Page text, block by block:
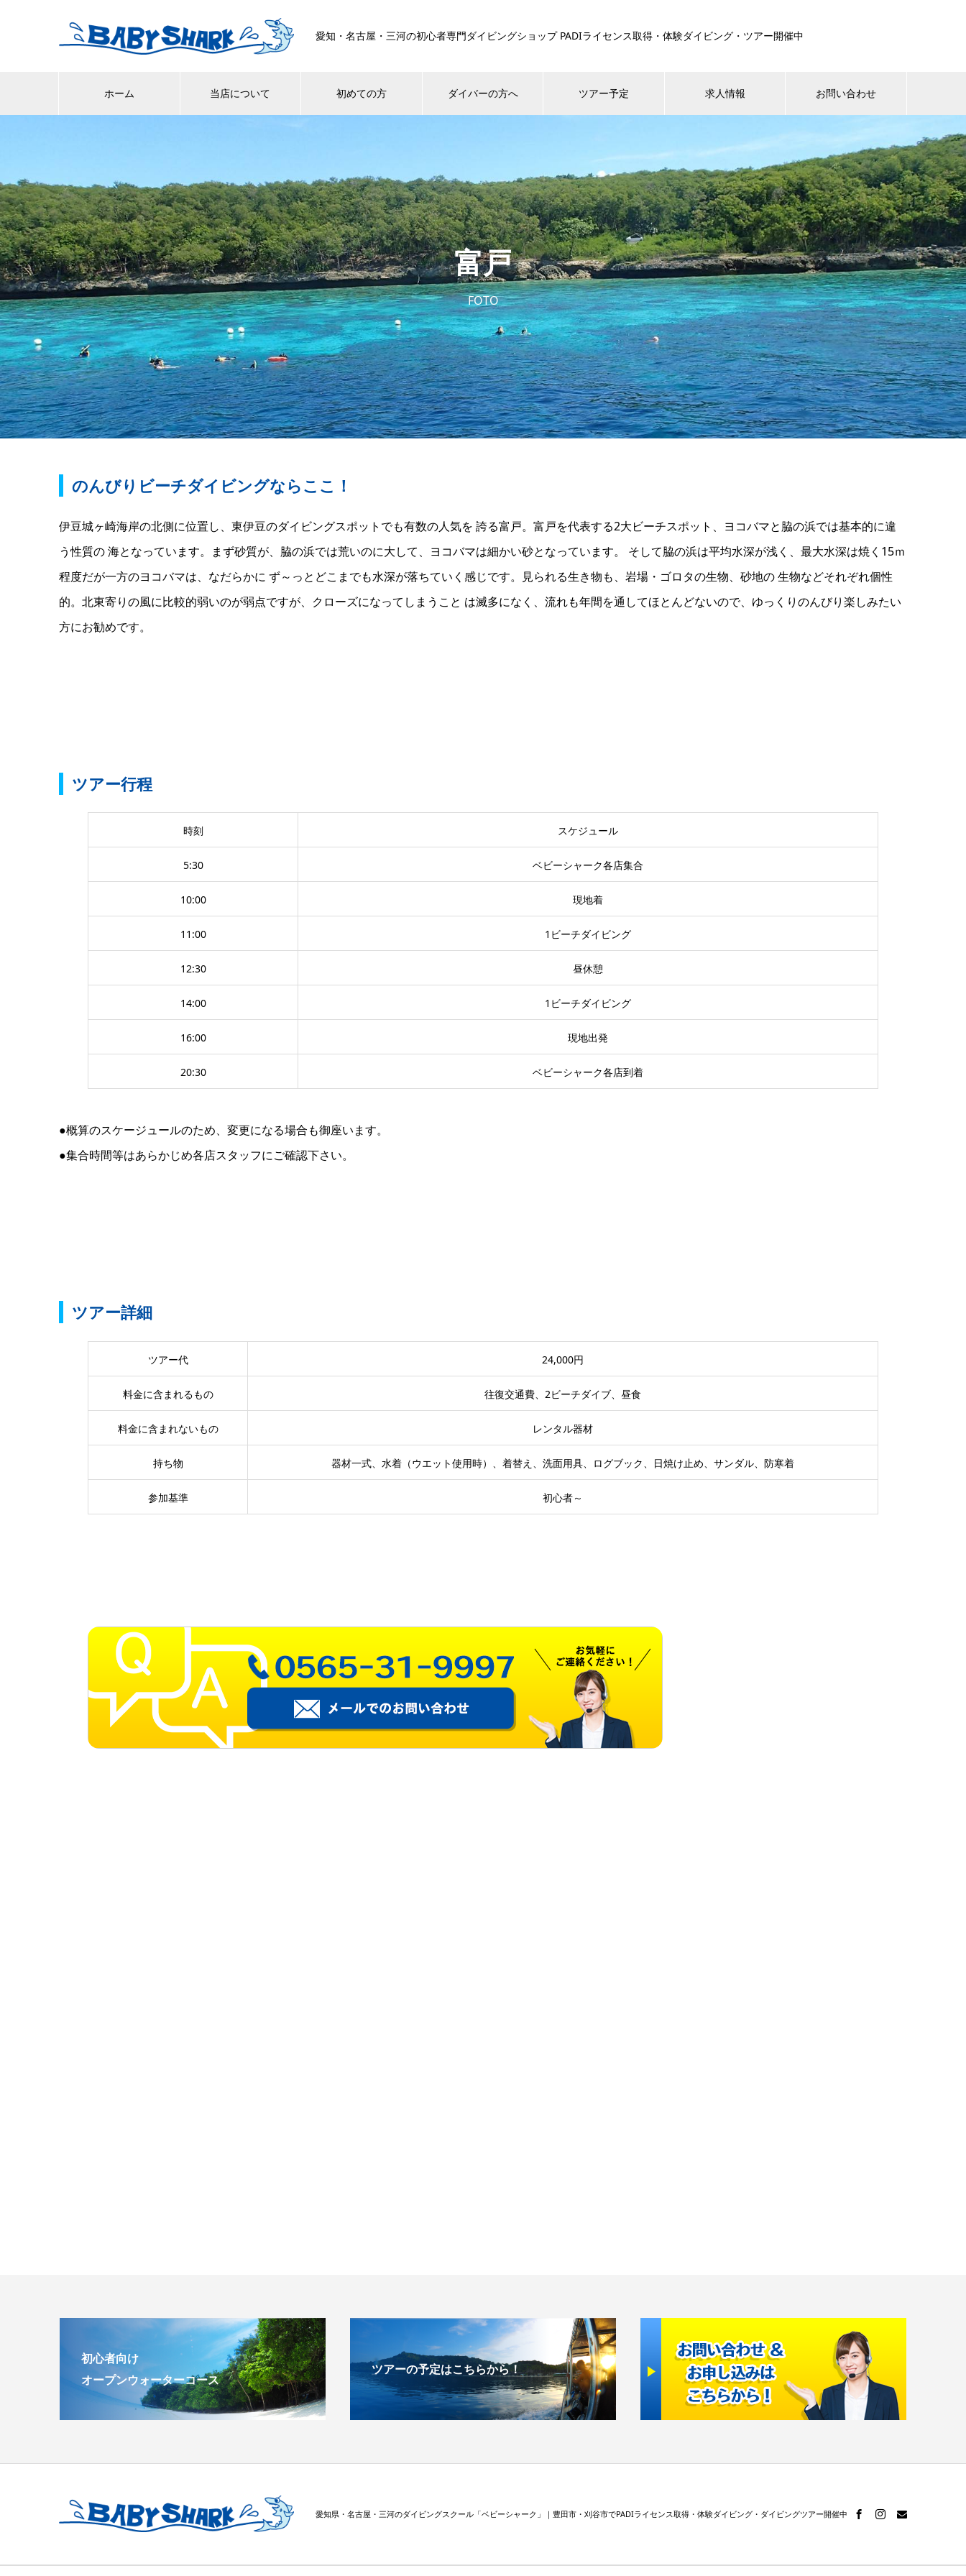
愛知・名古屋・三河の初心者専門ダイビングショップ PADIライセンス取得・体験ダイビング・ツアー開催中
ホーム 当店について 初めての方 ダイバーの方へ ツアー予定 求人情報 お問い合わせ
富戸
FOTO
のんびりビーチダイビングならここ！
伊豆城ヶ崎海岸の北側に位置し、東伊豆のダイビングスポットでも有数の人気を 誇る富戸。富戸を代表する2大ビーチスポット、ヨコバマと脇の浜では基本的に違
う性質の 海となっています。まず砂質が、脇の浜では荒いのに大して、ヨコバマは細かい砂となっています。 そして脇の浜は平均水深が浅く、最大水深は焼く15ｍ
程度だが一方のヨコバマは、なだらかに ず～っとどこまでも水深が落ちていく感じです。見られる生き物も、岩場・ゴロタの生物、砂地の 生物などそれぞれ個性
的。北東寄りの風に比較的弱いのが弱点ですが、クローズになってしまうこと は滅多になく、流れも年間を通してほとんどないので、ゆっくりのんびり楽しみたい
方にお勧めです。
ツアー行程
時刻 スケジュール
5:30 ベビーシャーク各店集合
10:00 現地着
11:00 1ビーチダイビング
12:30 昼休憩
14:00 1ビーチダイビング
16:00 現地出発
20:30 ベビーシャーク各店到着
●概算のスケージュールのため、変更になる場合も御座います。
●集合時間等はあらかじめ各店スタッフにご確認下さい。
ツアー詳細
ツアー代 24,000円
料金に含まれるもの 往復交通費、2ビーチダイブ、昼食
料金に含まれないもの レンタル器材
持ち物 器材一式、水着（ウエット使用時）、着替え、洗面用具、ログブック、日焼け止め、サンダル、防寒着
参加基準 初心者～
お申し込み
お問い合わせは
初心者向け
オープンウォーターコース
ツアーの予定はこちらから！
愛知県・名古屋・三河のダイビングスクール「ベビーシャーク」｜豊田市・刈谷市でPADIライセンス取得・体験ダイビング・ダイビングツアー開催中